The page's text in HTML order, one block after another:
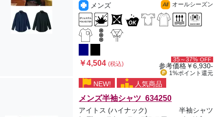
メンズ
All オールシーズン
￥4,504(税込)
35～37% OFF
参考価格￥6,930-
1%ポイント 還元
NEW! 人気商品
メンズ半袖シャツ 634250
アイトス (ハイナック)
半袖シャツ